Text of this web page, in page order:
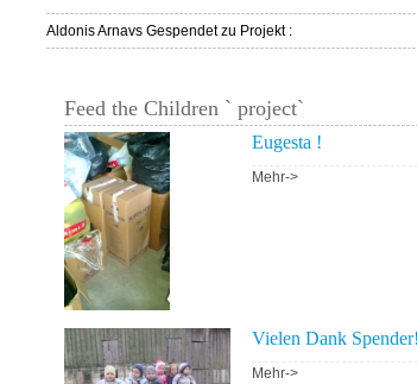
Aldonis Arnavs Gespendet zu Projekt :
Feed the Children ` project`
Eugesta !
Mehr->
Vielen Dank Spender!
Mehr->